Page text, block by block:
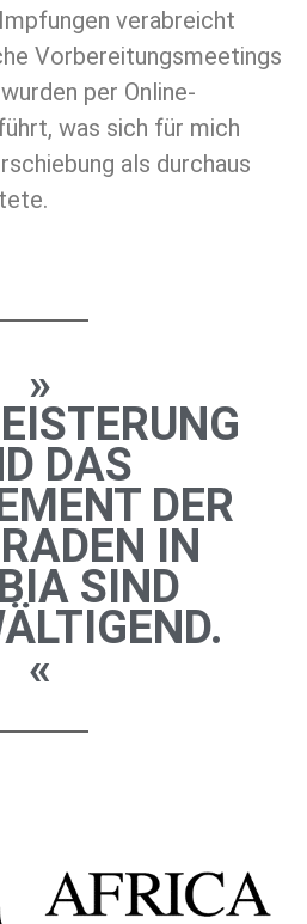
verabreicht
Vorbereitungsmeetings
per Online-
was sich für mich
als durchaus
»
DAS
DER
IN
SIND
«